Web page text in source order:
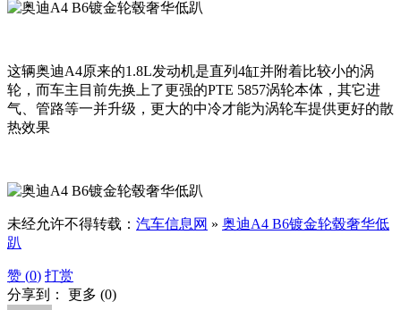
这辆奥迪A4原来的1.8L发动机是直列4缸并附着比较小的涡
轮，而车主目前先换上了更强的PTE 5857涡轮本体，其它进
气、管路等一并升级，更大的中冷才能为涡轮车提供更好的散
热效果
未经允许不得转载： 汽车信息网 » 奥迪A4 B6镀金轮毂奢华低
趴
赞 (0) 打赏
分享到： 更多 (0)